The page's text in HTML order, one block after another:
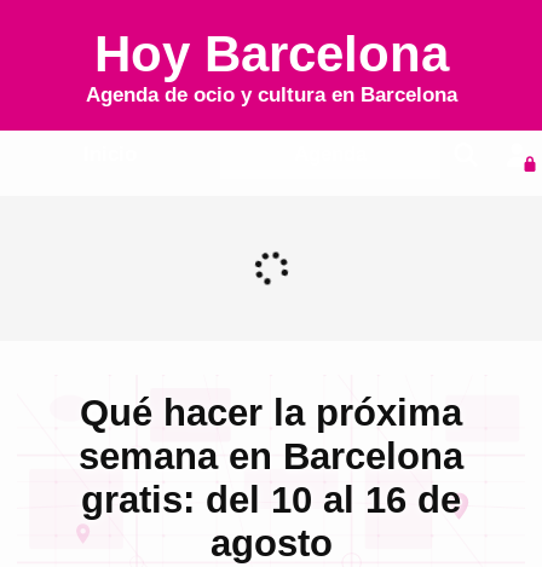
Hoy Barcelona
Agenda de ocio y cultura en Barcelona
Qué hacer la próxima
semana en Barcelona
gratis: del 10 al 16 de
agosto